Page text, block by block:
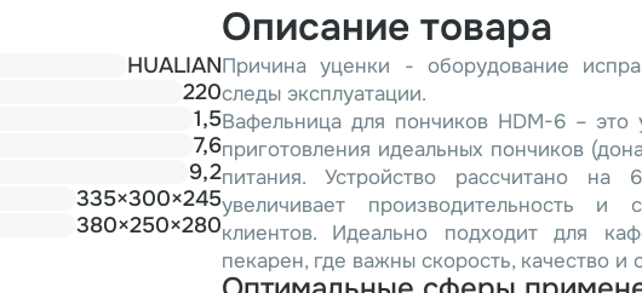
HUALIAN
220
1,5
7,6
9,2
335×300×245
380×250×280
Описание товара
Причина уценки - оборудование
следы эксплуатации.
Вафельница для пончиков HDM-6 – это
приготовления идеальных пончиков
питания. Устройство рассчитано
увеличивает производительность и
клиентов. Идеально подходит для
пекарен, где важны скорость, качество и